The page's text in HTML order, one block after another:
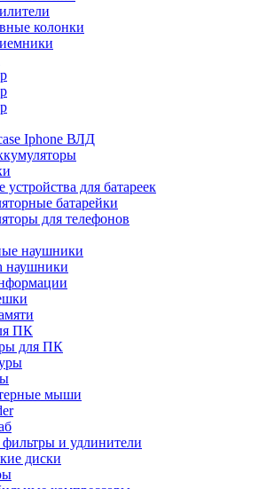
колонки
Iphone ВЛД
устройства для батареек
батарейки
для телефонов
наушники
наушники
ПК
для ПК
мыши
и удлинители
диски